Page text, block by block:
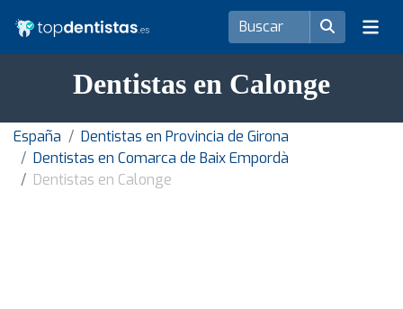
Dentistas en Calonge
España
Dentistas en Provincia de Girona
Dentistas en Comarca de Baix Empordà
Dentistas en Calonge